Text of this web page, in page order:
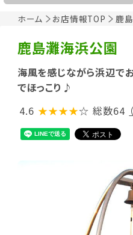
ホーム お店情報TOP 鹿
鹿島灘海浜公園
海風を感じながら浜辺で
でほっこり♪
4.6 ★★★★☆ 総数64